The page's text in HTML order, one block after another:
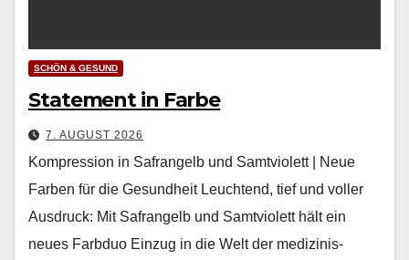
SCHÖN & GESUND
Statement in Farbe
7. AUGUST 2026
Kompression in Safrangelb und Samtviolett | Neue
Farben für die Gesundheit Leuch­t­end, tief und voller
Aus­druck: Mit Safrangelb und Samtvi­o­lett hält ein
neues Farb­duo Einzug in die Welt der medi­zinis­